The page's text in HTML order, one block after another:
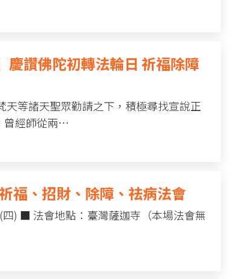
慶讚佛陀初轉法輪日 祈福除障
天等諸天聖眾勸請之下，積極尋找宣說正
曾經師從兩…
福、招財、除障、祛病法會
) ■ 法會地點：臺灣薩迦寺（本場法會無